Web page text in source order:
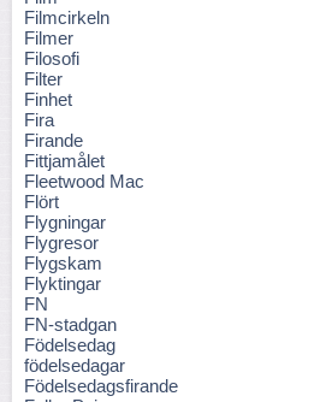
Filmcirkeln
Filmer
Filosofi
Filter
Finhet
Fira
Firande
Fittjamålet
Fleetwood Mac
Flört
Flygningar
Flygresor
Flygskam
Flyktingar
FN
FN-stadgan
Födelsedag
födelsedagar
Födelsedagsfirande